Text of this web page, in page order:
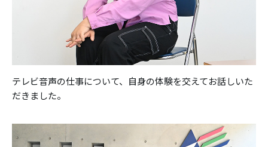
テレビ音声の仕事について、自身の体験を交えてお話しいた
だきました。